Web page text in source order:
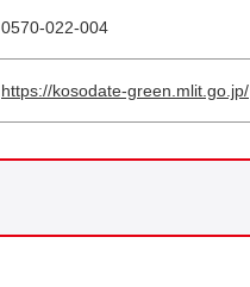
0570-022-004
https://kosodate-green.mlit.go.jp/